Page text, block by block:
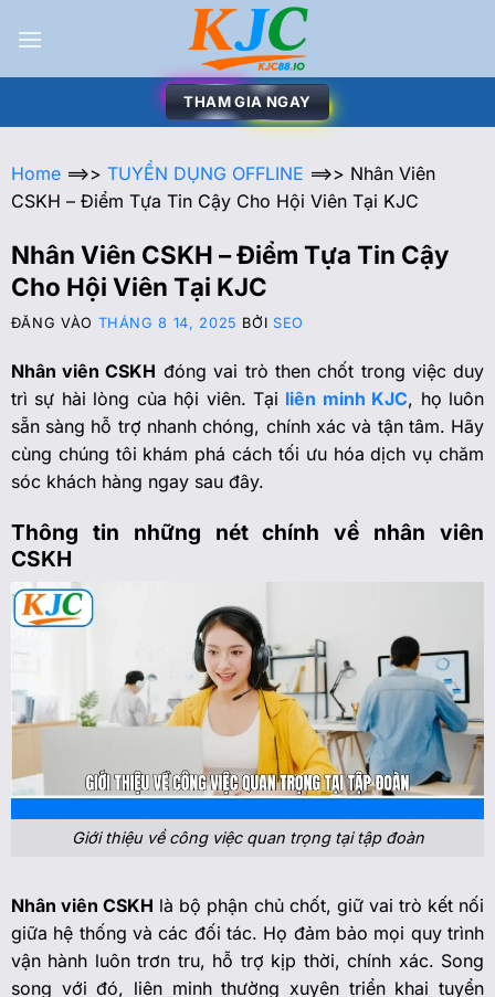
THAM GIA NGAY
Home==>> TUYỂN DỤNG OFFLINE ==>> Nhân Viên
CSKH – Điểm Tựa Tin Cậy Cho Hội Viên Tại KJC
Nhân Viên CSKH – Điểm Tựa Tin Cậy
Cho Hội Viên Tại KJC
ĐĂNG VÀO THÁNG 8 14, 2025 BỞI SEO
Nhân viên CSKH đóng vai trò then chốt trong việc duy
trì sự hài lòng của hội viên. Tại liên minh KJC, họ luôn
sẵn sàng hỗ trợ nhanh chóng, chính xác và tận tâm. Hãy
cùng chúng tôi khám phá cách tối ưu hóa dịch vụ chăm
sóc khách hàng ngay sau đây.
Thông tin những nét chính về nhân viên
CSKH
Giới thiệu về công việc quan trọng tại tập đoàn
Nhân viên CSKH là bộ phận chủ chốt, giữ vai trò kết nối
giữa hệ thống và các đối tác. Họ đảm bảo mọi quy trình
vận hành luôn trơn tru, hỗ trợ kịp thời, chính xác. Song
song với đó, liên minh thường xuyên triển khai tuyển